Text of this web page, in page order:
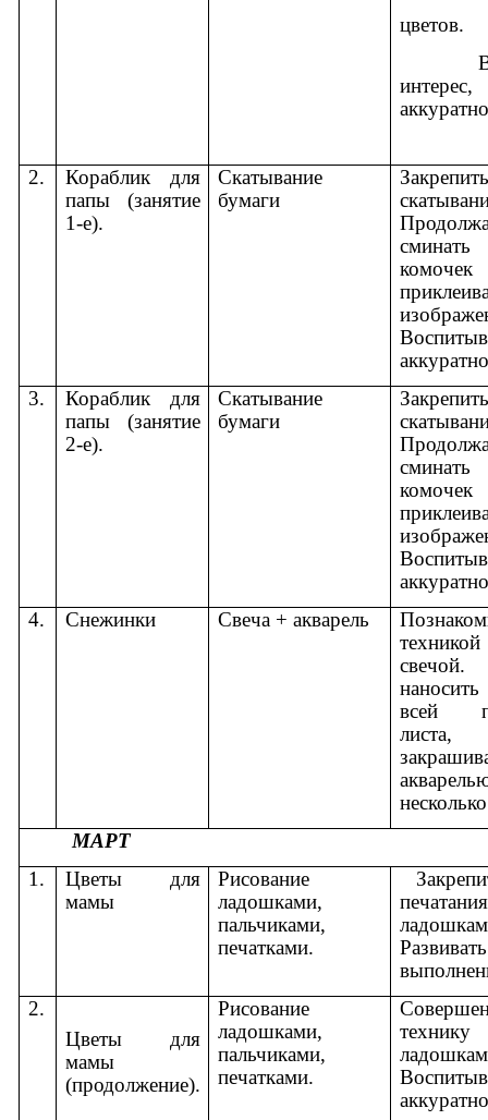
цветов.
интерес,
2.
Кораблик для
папы (занятие
1-е).
Скатывание
бумаги
3.
Кораблик для
папы (занятие
2-е).
Скатывание
бумаги
4.
Снежинки Свеча + акварель
всей
МАРТ
1.
Цветы для
мамы
Рисование
ладошками,
пальчиками,
печатками.
печатания
2.
Цветы для
мамы
(продолжение).
Рисование
ладошками,
пальчиками,
печатками.
технику